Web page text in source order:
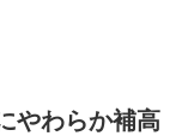
やわらか補高